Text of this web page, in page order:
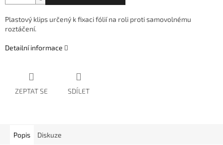
Plastový klips určený k fixaci fólií na roli proti samovolnému
roztáčení.
Detailní informace
ZEPTAT SE SDÍLET
Popis Diskuze